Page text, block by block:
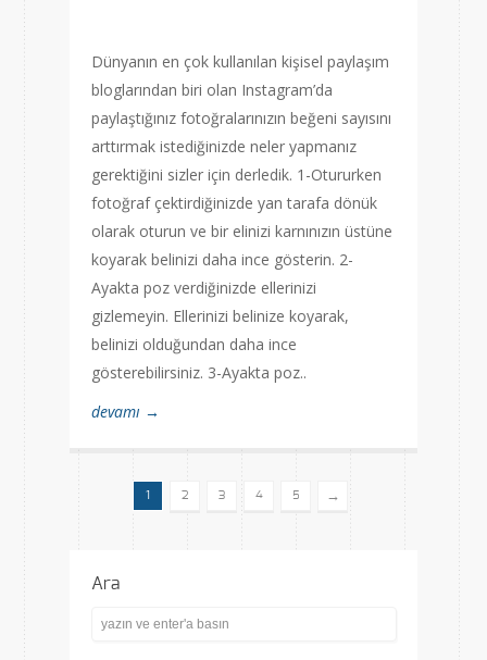
Dünyanın en çok kullanılan kişisel paylaşım
bloglarından biri olan Instagram’da
paylaştığınız fotoğralarınızın beğeni sayısını
arttırmak istediğinizde neler yapmanız
gerektiğini sizler için derledik. 1-Otururken
fotoğraf çektirdiğinizde yan tarafa dönük
olarak oturun ve bir elinizi karnınızın üstüne
koyarak belinizi daha ince gösterin. 2-
Ayakta poz verdiğinizde ellerinizi
gizlemeyin. Ellerinizi belinize koyarak,
belinizi olduğundan daha ince
gösterebilirsiniz. 3-Ayakta poz..
devamı →
1 2 3 4 5 →
Ara